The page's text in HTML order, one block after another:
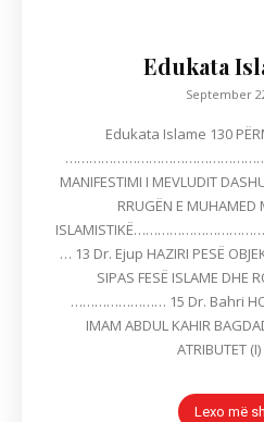
Edukata
September
Edukata Islame 130 PËRMBAJTJA EDITORIAL
MANIFESTIMI I MEVLUDIT
RRUGËN E MUHAMED
… 13 Dr. Ejup HAZIRI PESË
SIPAS FESË ISLAME DHE
…………………… 15 Dr. Bahri
IMAM ABDUL KAHIR
ATRIBUTET
Lexo më